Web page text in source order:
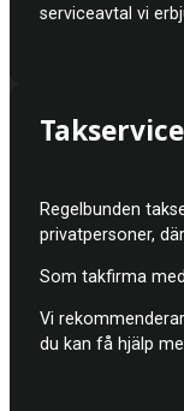
serviceavtal vi
Takservice
Regelbunden
privatpersoner,
Som takfirma
Vi
du kan få hjälp